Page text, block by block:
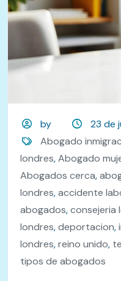
by
23 de
Abogado
londres,Abogado
Abogados cerca,
londres,accidente
abogados,consejeria
londres,deportacion,
londres,reino unido,
tipos de abogados